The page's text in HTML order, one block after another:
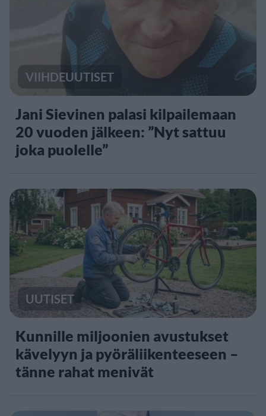
VIIHDEUUTISET
Jani Sievinen palasi kilpailemaan
20 vuoden jälkeen: ”Nyt sattuu
joka puolelle”
UUTISET
Kunnille miljoonien avustukset
kävelyyn ja pyöräliikenteeseen –
tänne rahat menivät